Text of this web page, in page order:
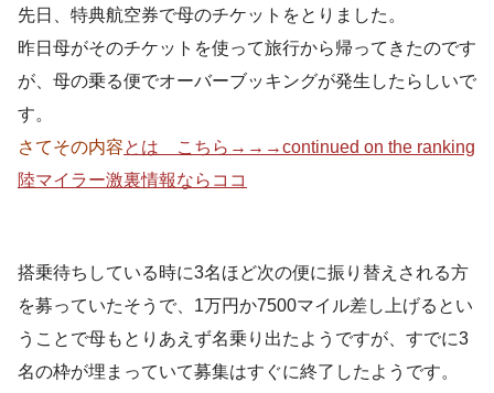
先日、特典航空券で母のチケットをとりました。
昨日母がそのチケットを使って旅行から帰ってきたのです
が、母の乗る便でオーバーブッキングが発生したらしいで
す。
さてその内容とは こちら→→→continued on the ranking
陸マイラー激裏情報ならココ
搭乗待ちしている時に3名ほど次の便に振り替えされる方
を募っていたそうで、1万円か7500マイル差し上げるとい
うことで母もとりあえず名乗り出たようですが、すでに3
名の枠が埋まっていて募集はすぐに終了したようです。